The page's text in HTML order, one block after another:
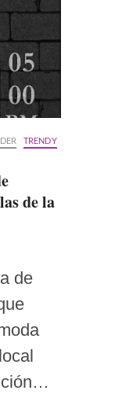
TRENDY
de la
de